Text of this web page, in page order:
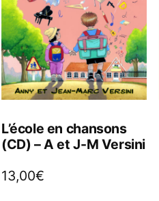
L’école en chansons
(CD) – A et J-M Versini
13,00€